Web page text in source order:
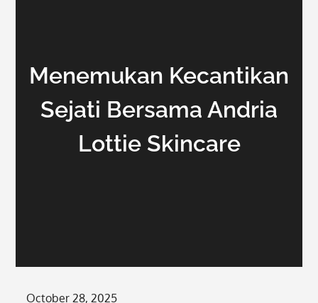
Menemukan Kecantikan
Sejati Bersama Andria
Lottie Skincare
Posted
October 28, 2025